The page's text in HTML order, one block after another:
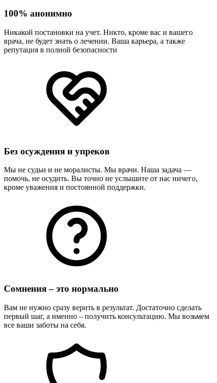
100% анонимно
Никакой постановки на учет. Никто, кроме вас и вашего
врача, не будет знать о лечении. Ваша карьера, а также
репутация в полной безопасности
Без осуждения и упреков
Мы не судьи и не моралисты. Мы врачи. Наша задача —
помочь, не осудить. Вы точно не услышите от нас ничего,
кроме уважения и постоянной поддержки.
Сомнения – это нормально
Вам не нужно сразу верить в результат. Достаточно сделать
первый шаг, а именно – получить консультацию. Мы возьмем
все ваши заботы на себя.